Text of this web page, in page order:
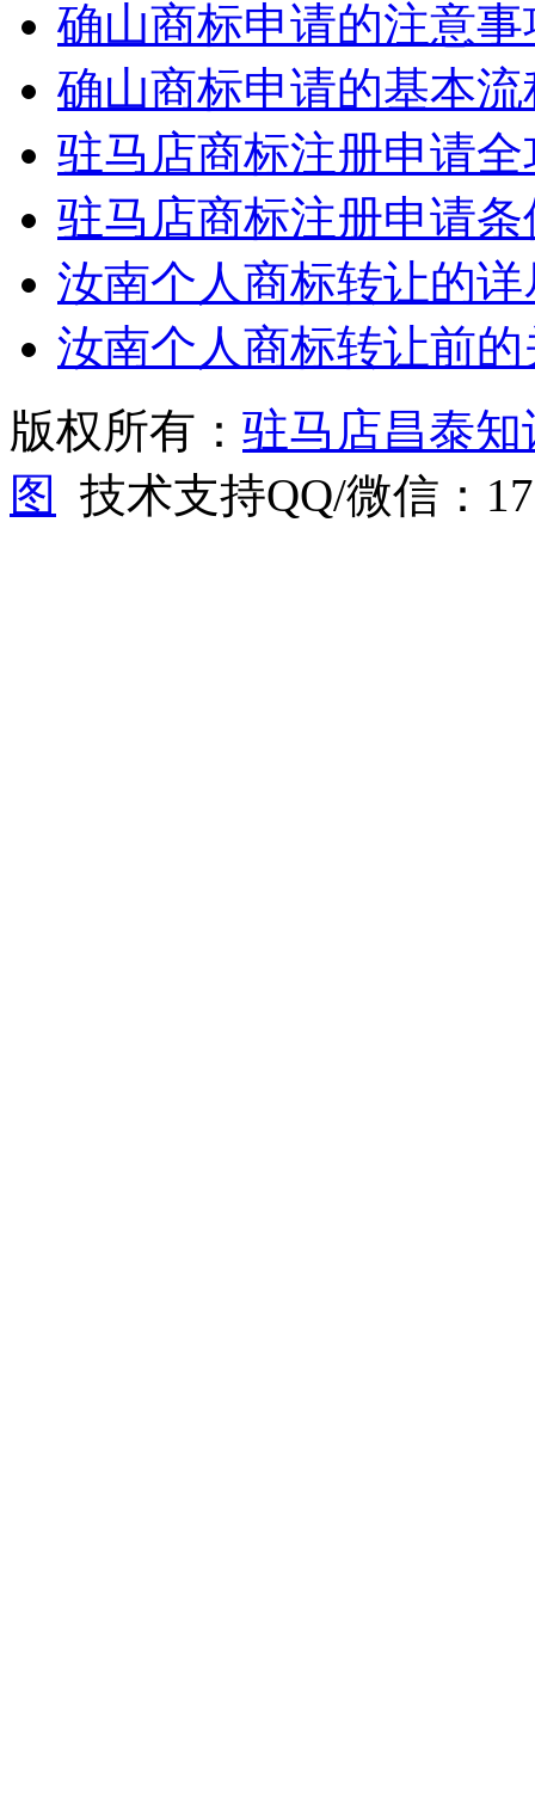
确山商标申请的注意事
确山商标申请的基本流
驻马店商标注册申请全
驻马店商标注册申请
汝南个人商标转让的
汝南个人商标转让前
版权所有： 驻马店昌泰
图
技术支持QQ/微信：